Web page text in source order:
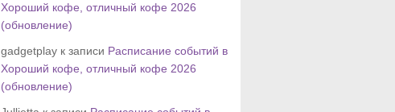
Хороший кофе, отличный кофе 2026
(обновление)
gadgetplay к записи Расписание событий в
Хороший кофе, отличный кофе 2026
(обновление)